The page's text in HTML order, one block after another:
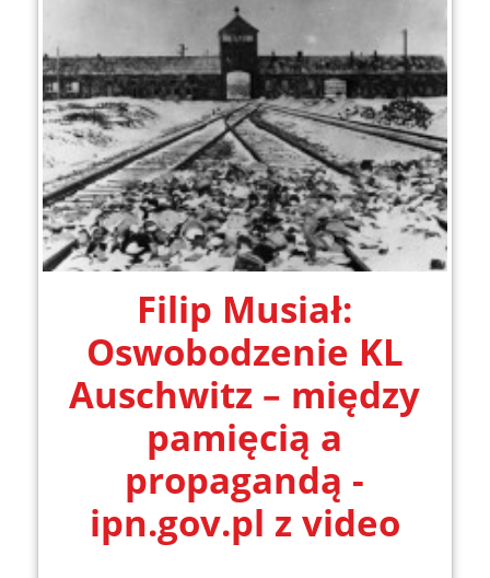
Filip Musiał:
Oswobodzenie KL
Auschwitz – między
pamięcią a
propagandą -
ipn.gov.pl z video